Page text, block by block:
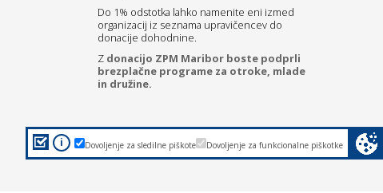
Do 1% odstotka lahko namenite eni izmed
organizacij iz seznama upravičencev do
donacije dohodnine.
Z donacijo ZPM Maribor boste podprli
brezplačne programe za otroke, mlade
in družine.
Dovoljenje za funkcionalne piškotke
Dovoljenje za sledilne piškote
i